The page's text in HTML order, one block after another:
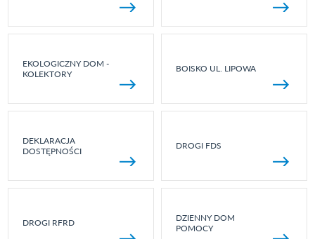
EKOLOGICZNY DOM -
KOLEKTORY
BOISKO UL. LIPOWA
DEKLARACJA
DOSTĘPNOŚCI
DROGI FDS
DROGI RFRD
DZIENNY DOM
POMOCY